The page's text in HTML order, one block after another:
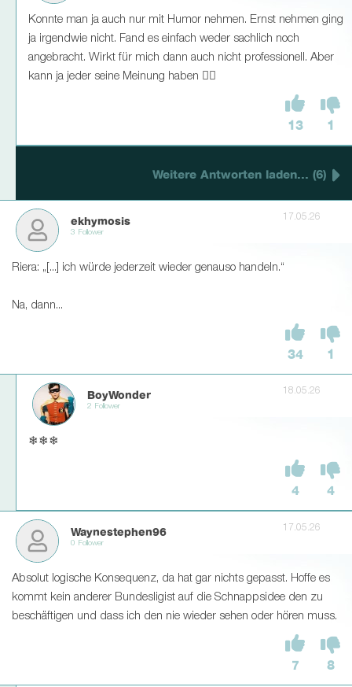
Konnte man ja auch nur mit Humor nehmen. Ernst nehmen ging
ja irgendwie nicht. Fand es einfach weder sachlich noch
angebracht. Wirkt für mich dann auch nicht professionell. Aber
kann ja jeder seine Meinung haben 👍🏻
13 1
Weitere Antworten laden... (6)
ekhymosis
3 Follower
17.05.26
Riera: „[...] ich würde jederzeit wieder genauso handeln.“
Na, dann...
34 1
BoyWonder
2 Follower
18.05.26
❄❄❄
4 4
Waynestephen96
0 Follower
17.05.26
Absolut logische Konsequenz, da hat gar nichts gepasst. Hoffe es
kommt kein anderer Bundesligist auf die Schnappsidee den zu
beschäftigen und dass ich den nie wieder sehen oder hören muss.
7 8